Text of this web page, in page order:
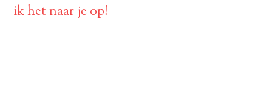
ik het naar je op!